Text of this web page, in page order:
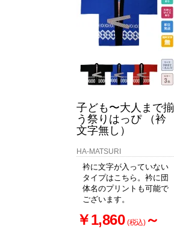
子ども〜大人まで揃
う祭りはっぴ （衿
文字無し）
HA-MATSURI
衿に文字が入っていない
タイプはこちら。衿に団
体名のプリントも可能で
ございます。
￥1,860 (税込)～